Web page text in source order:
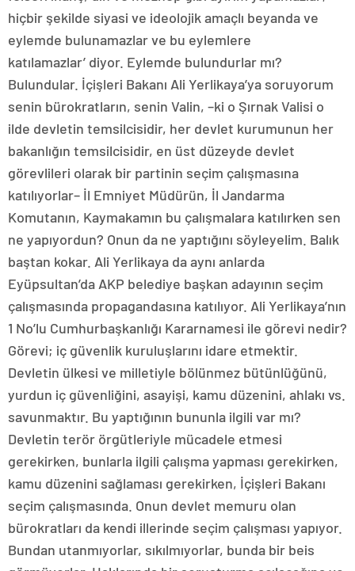
hiçbir şekilde siyasi ve ideolojik amaçlı beyanda ve
eylemde bulunamazlar ve bu eylemlere
katılamazlar’ diyor. Eylemde bulundurlar mı?
Bulundular. İçişleri Bakanı Ali Yerlikaya’ya soruyorum
senin bürokratların, senin Valin, –ki o Şırnak Valisi o
ilde devletin temsilcisidir, her devlet kurumunun her
bakanlığın temsilcisidir, en üst düzeyde devlet
görevlileri olarak bir partinin seçim çalışmasına
katılıyorlar– İl Emniyet Müdürün, İl Jandarma
Komutanın, Kaymakamın bu çalışmalara katılırken sen
ne yapıyordun? Onun da ne yaptığını söyleyelim. Balık
baştan kokar. Ali Yerlikaya da aynı anlarda
Eyüpsultan’da AKP belediye başkan adayının seçim
çalışmasında propagandasına katılıyor. Ali Yerlikaya’nın
1 No’lu Cumhurbaşkanlığı Kararnamesi ile görevi nedir?
Görevi; iç güvenlik kuruluşlarını idare etmektir.
Devletin ülkesi ve milletiyle bölünmez bütünlüğünü,
yurdun iç güvenliğini, asayişi, kamu düzenini, ahlakı vs.
savunmaktır. Bu yaptığının bununla ilgili var mı?
Devletin terör örgütleriyle mücadele etmesi
gerekirken, bunlarla ilgili çalışma yapması gerekirken,
kamu düzenini sağlaması gerekirken, İçişleri Bakanı
seçim çalışmasında. Onun devlet memuru olan
bürokratları da kendi illerinde seçim çalışması yapıyor.
Bundan utanmıyorlar, sıkılmıyorlar, bunda bir beis